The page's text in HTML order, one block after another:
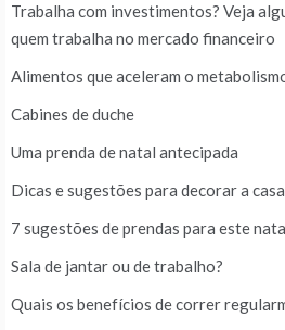
Trabalha com investimentos? Veja
quem trabalha no mercado financeiro
Alimentos que aceleram o
Cabines de duche
Uma prenda de natal antecipada
Dicas e sugestões para decorar a
7 sugestões de prendas para este
Sala de jantar ou de trabalho?
Quais os benefícios de correr